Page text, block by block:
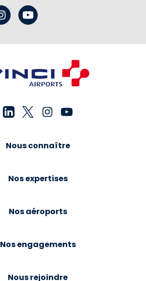
Nous connaître
Nos expertises
Nos aéroports
Nos engagements
Nous rejoindre